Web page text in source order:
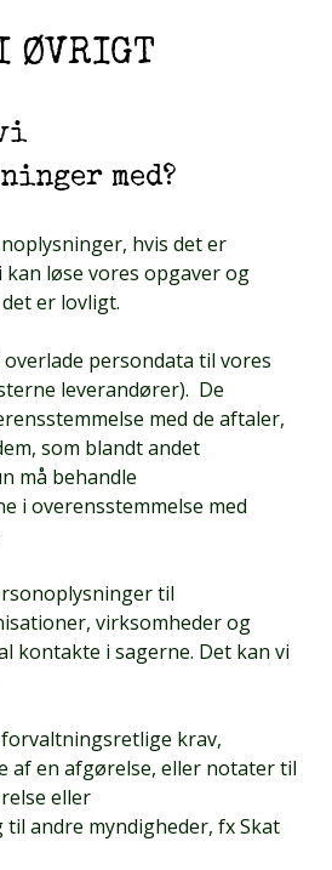
ØVRIGT
med?
hvis det er
løse vores opgaver og
er lovligt.
persondata til vores
leverandører). De
med de aftaler,
som blandt andet
må behandle
i overensstemmelse med
til
virksomheder og
kontakte i sagerne. Det kan vi
krav,
af en afgørelse, eller notater til
eller
andre myndigheder, fx Skat